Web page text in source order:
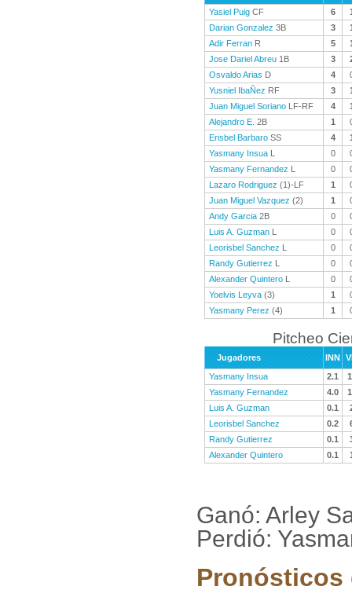
Yasiel Puig CF 6
Darian Gonzalez 3B 3
Adir Ferran R 5
Jose Dariel Abreu 1B 3
Osvaldo Arias D 4
Yusniel IbaÑez RF 3
Juan Miguel Soriano LF-RF 4
Alejandro E. 2B 1
Erisbel Barbaro SS 4
Yasmany Insua L 0
Yasmany Fernandez L 0
Lazaro Rodriguez (1)-LF 1
Juan Miguel Vazquez (2) 1
Andy Garcia 2B 0
Luis A. Guzman L 0
Leorisbel Sanchez L 0
Randy Gutierrez L 0
Alexander Quintero L 0
Yoelvis Leyva (3) 1
Yasmany Perez (4) 1
Pitcheo
Jugadores INN
Yasmany Insua
2.1
Yasmany Fernandez
4.0
Luis A. Guzman
0.1
Leorisbel Sanchez
0.2
Randy Gutierrez
0.1
Alexander Quintero
0.1
Ganó: Arley
Perdió:
Pronósticos